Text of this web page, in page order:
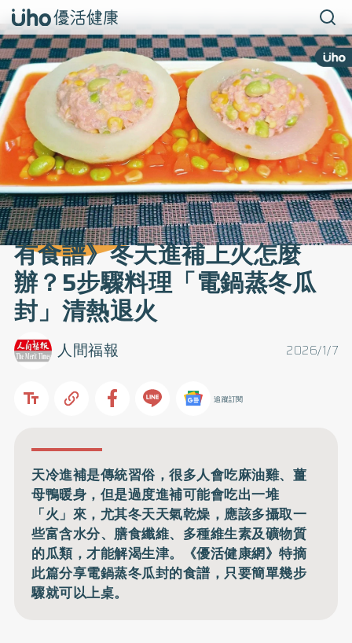
有食譜》冬天進補上火怎麼
辦？5步驟料理「電鍋蒸冬瓜
封」清熱退火
2026/1/7
人間福報
追蹤訂閱
天冷進補是傳統習俗，很多人會吃麻油雞、薑
母鴨暖身，但是過度進補可能會吃出一堆
「火」來，尤其冬天天氣乾燥，應該多攝取一
些富含水分、膳食纖維、多種維生素及礦物質
的瓜類，才能解渴生津。《優活健康網》特摘
此篇分享電鍋蒸冬瓜封的食譜，只要簡單幾步
驟就可以上桌。